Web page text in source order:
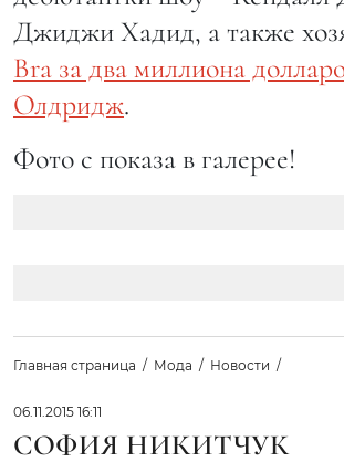
Джиджи Хадид, а также
Bra за два миллиона
Олдридж.
Фото с показа в галерее!
Главная страница Мода Новости
06.11.2015 16:11
СОФИЯ НИКИТЧУК